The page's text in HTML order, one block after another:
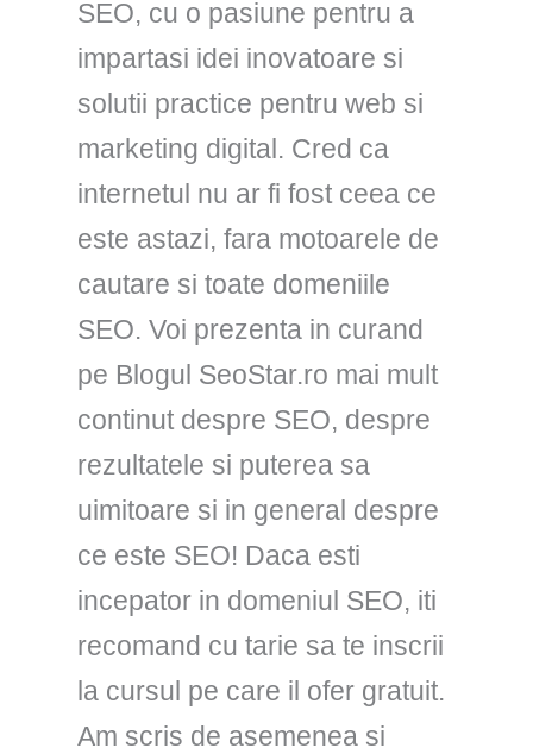
SEO, cu o pasiune pentru a
impartasi idei inovatoare si
solutii practice pentru web si
marketing digital. Cred ca
internetul nu ar fi fost ceea ce
este astazi, fara motoarele de
cautare si toate domeniile
SEO. Voi prezenta in curand
pe Blogul SeoStar.ro mai mult
continut despre SEO, despre
rezultatele si puterea sa
uimitoare si in general despre
ce este SEO! Daca esti
incepator in domeniul SEO, iti
recomand cu tarie sa te inscrii
la cursul pe care il ofer gratuit.
Am scris de asemenea si